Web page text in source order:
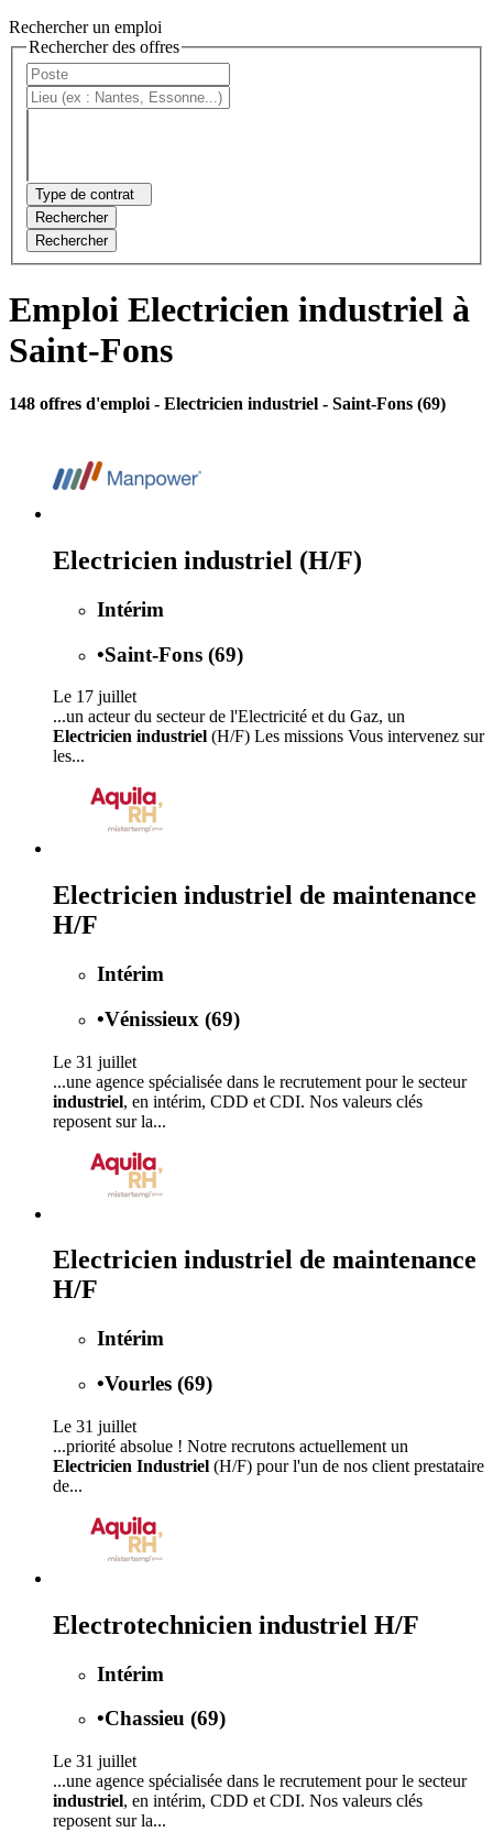
Rechercher un emploi
Rechercher des offres
Type de contrat
Rechercher
Rechercher
Emploi Electricien industriel à
Saint-Fons
148 offres d'emploi - Electricien industriel - Saint-Fons (69)
Electricien industriel (H/F)
Intérim
•Saint-Fons (69)
Le 17 juillet
...un acteur du secteur de l'Electricité et du Gaz, un
Electricien industriel (H/F) Les missions Vous intervenez sur
les...
Electricien industriel de maintenance
H/F
Intérim
•Vénissieux (69)
Le 31 juillet
...une agence spécialisée dans le recrutement pour le secteur
industriel, en intérim, CDD et CDI. Nos valeurs clés
reposent sur la...
Electricien industriel de maintenance
H/F
Intérim
•Vourles (69)
Le 31 juillet
...priorité absolue ! Notre recrutons actuellement un
Electricien Industriel (H/F) pour l'un de nos client prestataire
de...
Electrotechnicien industriel H/F
Intérim
•Chassieu (69)
Le 31 juillet
...une agence spécialisée dans le recrutement pour le secteur
industriel, en intérim, CDD et CDI. Nos valeurs clés
reposent sur la...